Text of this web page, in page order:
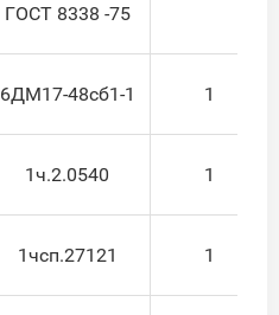
ГОСТ 8338 -75
6ДМ17-48сб1-1 1
1ч.2.0540 1
1чсп.27121 1